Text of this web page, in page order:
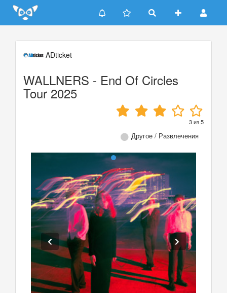
Update cookies preferences
ADticket
WALLNERS - End Of Circles
Tour 2025
3из5
Другое / Развлечения